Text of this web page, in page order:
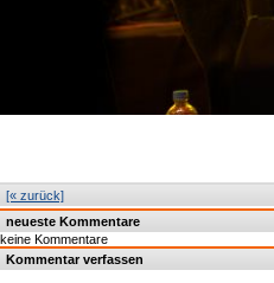
[« zurück]
neueste Kommentare
keine Kommentare
Kommentar verfassen